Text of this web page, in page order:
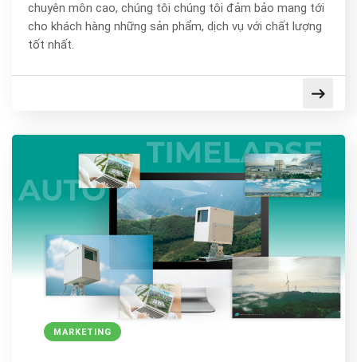
chuyên môn cao, chúng tôi chúng tôi đảm bảo mang tới
cho khách hàng những sản phẩm, dịch vụ với chất lượng
tốt nhất.
MARKETING